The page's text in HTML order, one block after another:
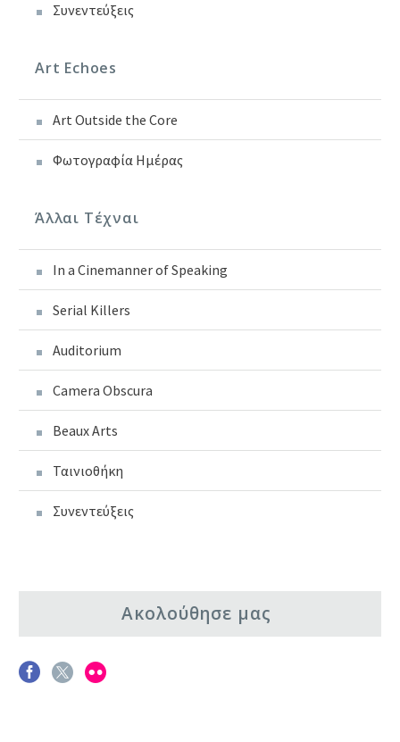
Συνεντεύξεις
Art Echoes
Art Outside the Core
Φωτογραφία Ημέρας
Άλλαι Τέχναι
In a Cinemanner of Speaking
Serial Killers
Auditorium
Camera Obscura
Beaux Arts
Ταινιοθήκη
Συνεντεύξεις
Ακολούθησε μας